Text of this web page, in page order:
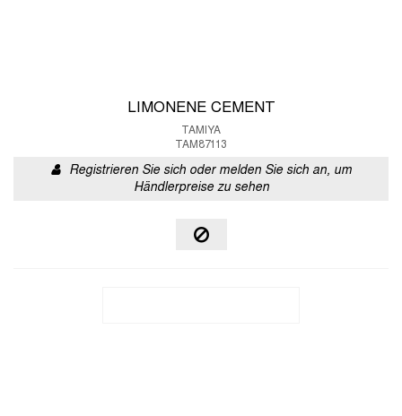
LIMONENE CEMENT
TAMIYA
TAM87113
Registrieren Sie sich oder melden Sie sich an, um
Händlerpreise zu sehen